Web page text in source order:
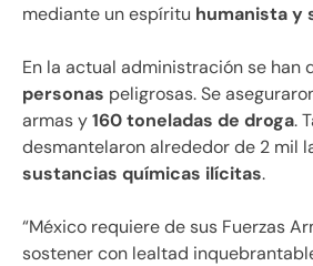
mediante un espíritu humanista y
En la actual administración se han
personas peligrosas. Se
armas y160 toneladas de droga.
desmantelaron alrededor de 2 mil
sustancias químicas ilícitas.
“México requiere de sus Fuerzas
sostener con lealtad